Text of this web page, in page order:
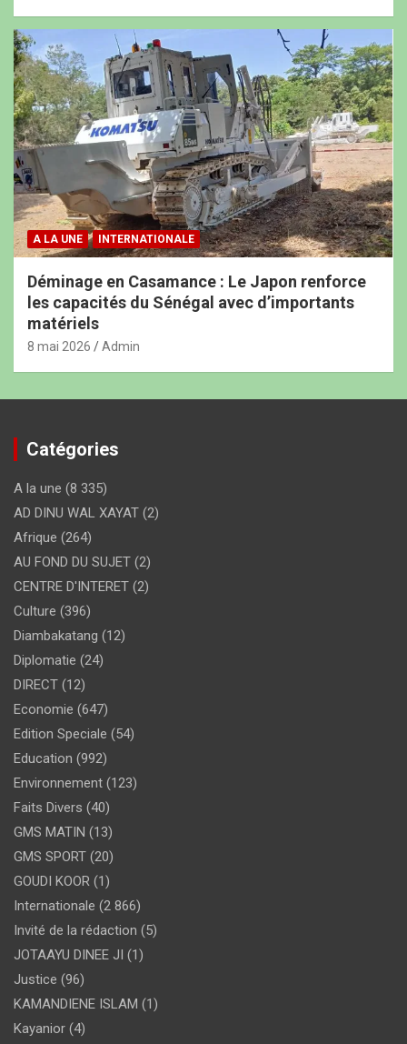
A LA UNE INTERNATIONALE
Déminage en Casamance : Le Japon renforce
les capacités du Sénégal avec d’importants
matériels
8 mai 2026 Admin
Catégories
A la une (8 335)
AD DINU WAL XAYAT (2)
Afrique (264)
AU FOND DU SUJET (2)
CENTRE D'INTERET (2)
Culture (396)
Diambakatang (12)
Diplomatie (24)
DIRECT (12)
Economie (647)
Edition Speciale (54)
Education (992)
Environnement (123)
Faits Divers (40)
GMS MATIN (13)
GMS SPORT (20)
GOUDI KOOR (1)
Internationale (2 866)
Invité de la rédaction (5)
JOTAAYU DINEE JI (1)
Justice (96)
KAMANDIENE ISLAM (1)
Kayanior (4)